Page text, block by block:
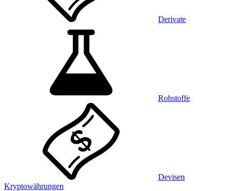
Derivate
Rohstoffe
Devisen
Kryptowährungen